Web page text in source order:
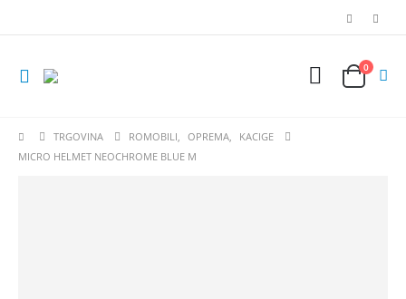
0
TRGOVINA ROMOBILI, OPREMA,
KACIGE
MICRO HELMET NEOCHROME BLUE M